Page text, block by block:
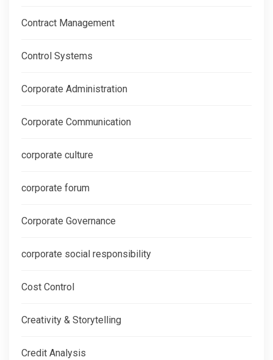
Contract Management
Control Systems
Corporate Administration
Corporate Communication
corporate culture
corporate forum
Corporate Governance
corporate social responsibility
Cost Control
Creativity & Storytelling
Credit Analysis